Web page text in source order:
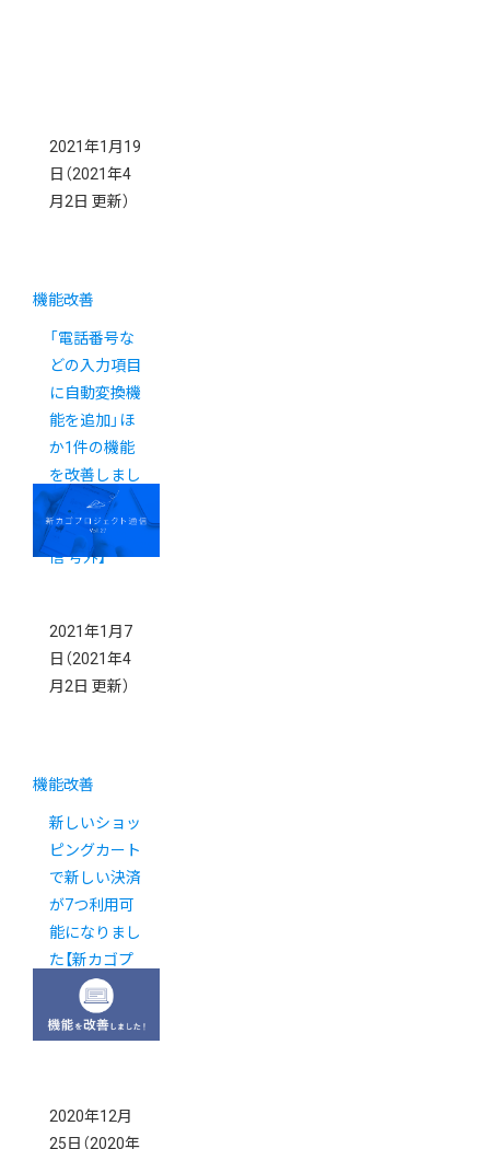
2021年1月19
日 （2021年4
月2日 更新）
機能改善
「電話番号な
どの入力項目
に自動変換機
能を追加」ほ
か1件の機能
を改善しまし
た！【新カゴプ
ロジェクト通
信 号外】
2021年1月7
日 （2021年4
月2日 更新）
機能改善
新しいショッ
ピングカート
で新しい決済
が7つ利用可
能になりまし
た【新カゴプ
ロジェクト通
信 Vol.27】
2020年12月
25日 （2020年